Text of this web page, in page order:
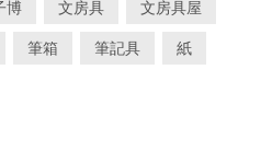
博 文房具 文房具屋
筆箱 筆記具 紙